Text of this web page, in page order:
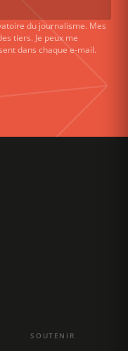
du journalisme. Mes
tiers. Je peux me
dans chaque e-mail.
SOUTENIR